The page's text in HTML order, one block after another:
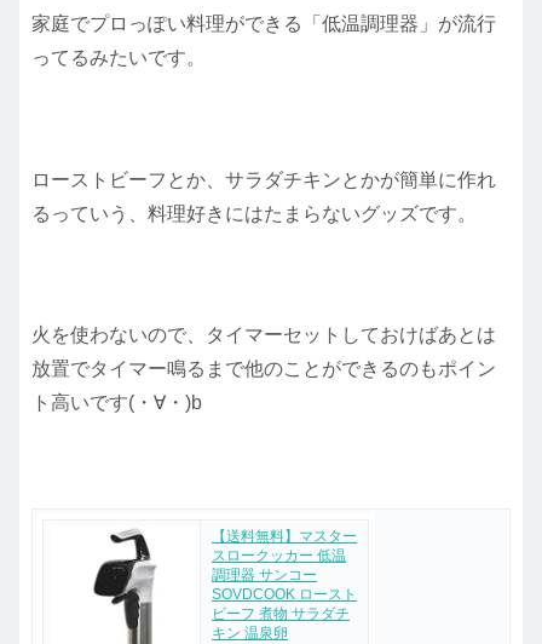
家庭でプロっぽい料理ができる「低温調理器」が流行
ってるみたいです。
ローストビーフとか、サラダチキンとかが簡単に作れ
るっていう、料理好きにはたまらないグッズです。
火を使わないので、タイマーセットしておけばあとは
放置でタイマー鳴るまで他のことができるのもポイン
ト高いです(・∀・)b
【送料無料】マスター
スロークッカー 低温
調理器 サンコー
SOVDCOOK ロースト
ビーフ 煮物 サラダチ
キン 温泉卵